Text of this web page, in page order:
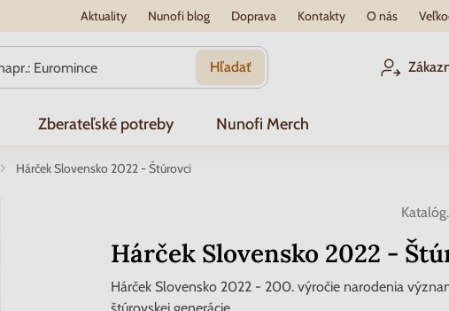
Aktuality Nunofi blog Doprava Kontakty O nás
Hľadať
Zberateľské potreby Nunofi Merch
Hárček Slovensko 2022 - Štúrovci
Hárček Slovensko 2022 -
Hárček Slovensko 2022 - 200. výročie narodenia